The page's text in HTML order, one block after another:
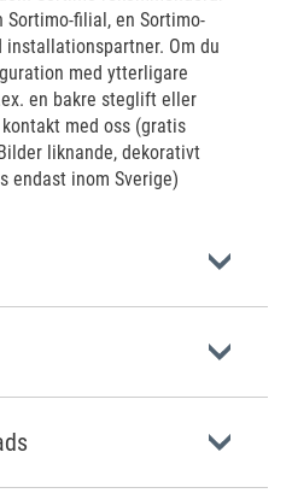
filial, en Sortimo-
Om du
med ytterligare
en bakre steglift eller
med oss (gratis
liknande, dekorativt
endast inom Sverige)